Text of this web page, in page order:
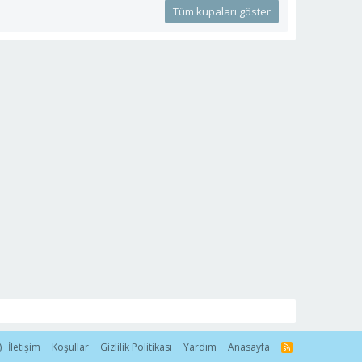
Tüm kupaları göster
İletişim Koşullar Gizlilik Politikası Yardım Anasayfa
R
S